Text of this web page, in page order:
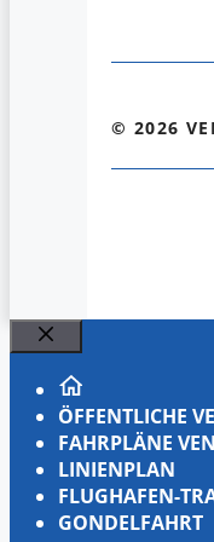
© 2026
Schließen
ÖFFENTLICHE
FAHRPLÄNE
LINIENPLAN
FLUGHAFEN-
GONDELFAHRT